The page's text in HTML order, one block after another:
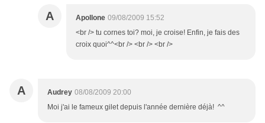
A Apollone 09/08/2009 15:52
<br /> tu cornes toi? moi, je croise! Enfin, je fais des
croix quoi^^<br /> <br /> <br />
A Audrey 08/08/2009 20:00
Moi j'ai le fameux gilet depuis l'année dernière déjà! ^^